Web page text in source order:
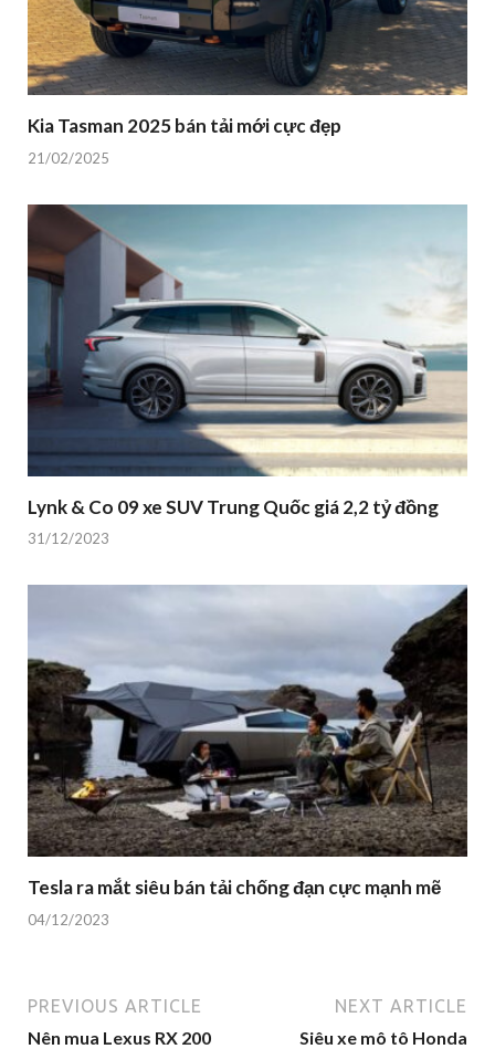
Kia Tasman 2025 bán tải mới cực đẹp
21/02/2025
Lynk & Co 09 xe SUV Trung Quốc giá 2,2 tỷ đồng
31/12/2023
Tesla ra mắt siêu bán tải chống đạn cực mạnh mẽ
04/12/2023
PREVIOUS ARTICLE
Nên mua Lexus RX 200
NEXT ARTICLE
Siêu xe mô tô Honda